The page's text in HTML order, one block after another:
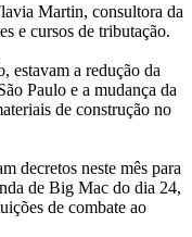
Martin, consultora da
e cursos de tributação.
estavam a redução da
Paulo e a mudança da
de construção no
decretos neste mês para
de Big Mac do dia 24,
de combate ao